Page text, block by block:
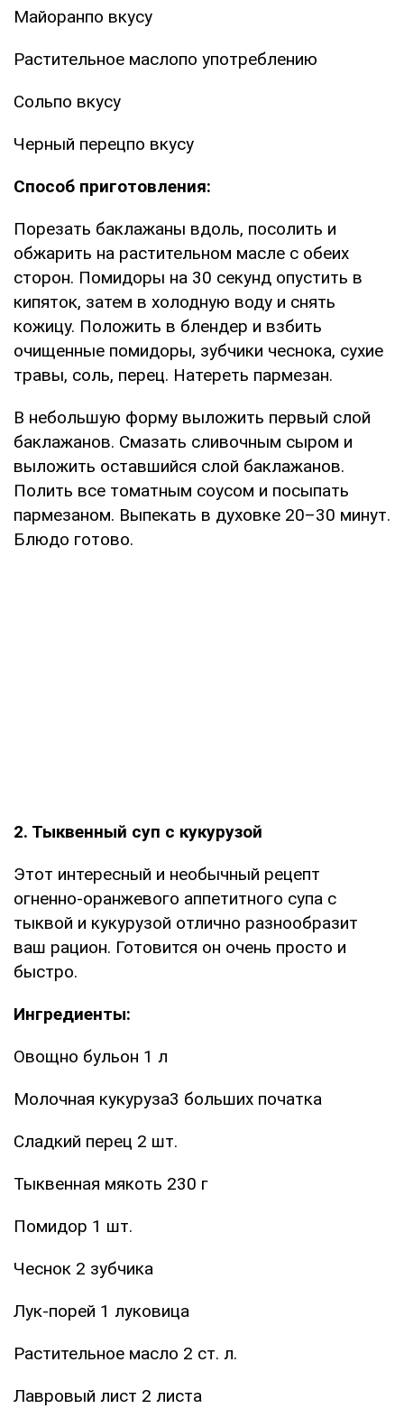
Майоранпо вкусу
Растительное маслопо употреблению
Сольпо вкусу
Черный перецпо вкусу
Способ приготовления:
Порезать баклажаны вдоль, посолить и
обжарить на растительном масле с обеих
сторон. Помидоры на 30 секунд опустить в
кипяток, затем в холодную воду и снять
кожицу. Положить в блендер и взбить
очищенные помидоры, зубчики чеснока, сухие
травы, соль, перец. Натереть пармезан.
В небольшую форму выложить первый слой
баклажанов. Смазать сливочным сыром и
выложить оставшийся слой баклажанов.
Полить все томатным соусом и посыпать
пармезаном. Выпекать в духовке 20–30 минут.
Блюдо готово.
2. Тыквенный суп с кукурузой
Этот интересный и необычный рецепт
огненно-оранжевого аппетитного супа с
тыквой и кукурузой отлично разнообразит
ваш рацион. Готовится он очень просто и
быстро.
Ингредиенты:
Овощно бульон 1 л
Молочная кукуруза3 больших початка
Сладкий перец 2 шт.
Тыквенная мякоть 230 г
Помидор 1 шт.
Чеснок 2 зубчика
Лук-порей 1 луковица
Растительное масло 2 ст. л.
Лавровый лист 2 листа